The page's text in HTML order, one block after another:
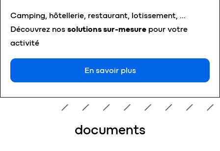
Camping, hôtellerie, restaurant, lotissement, …
Découvrez nos solutions sur-mesure pour votre
activité
En savoir plus
documents